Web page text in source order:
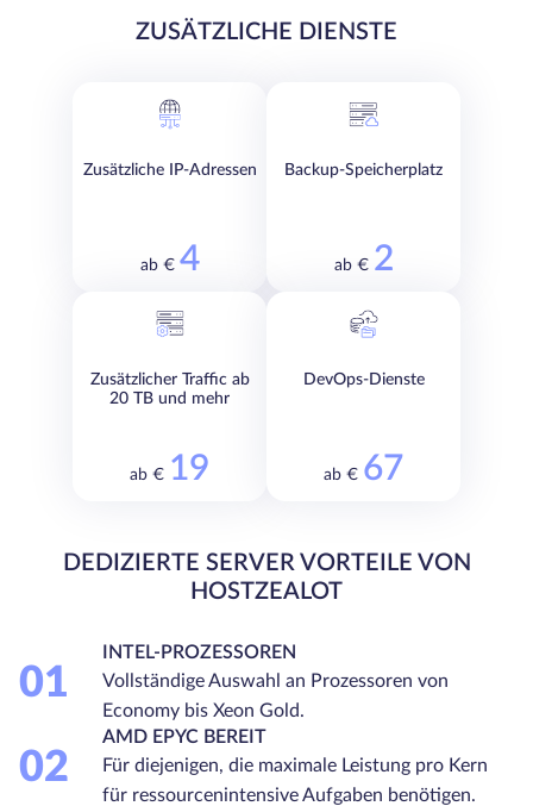
ZUSÄTZLICHE DIENSTE
Zusätzliche IP-Adressen
ab € 4
Backup-Speicherplatz
ab € 2
Zusätzlicher Traffic ab
20 TB und mehr
ab € 19
DevOps-Dienste
ab € 67
DEDIZIERTE SERVER VORTEILE VON
HOSTZEALOT
01
INTEL-PROZESSOREN
Vollständige Auswahl an Prozessoren von
Economy bis Xeon Gold.
02
AMD EPYC BEREIT
Für diejenigen, die maximale Leistung pro Kern
für ressourcenintensive Aufgaben benötigen.